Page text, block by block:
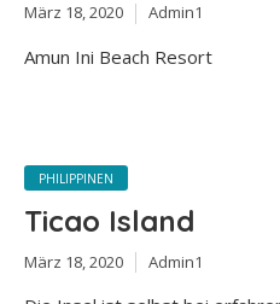
März 18, 2020 Admin1
Amun Ini Beach Resort
PHILIPPINEN
Ticao Island
März 18, 2020 Admin1